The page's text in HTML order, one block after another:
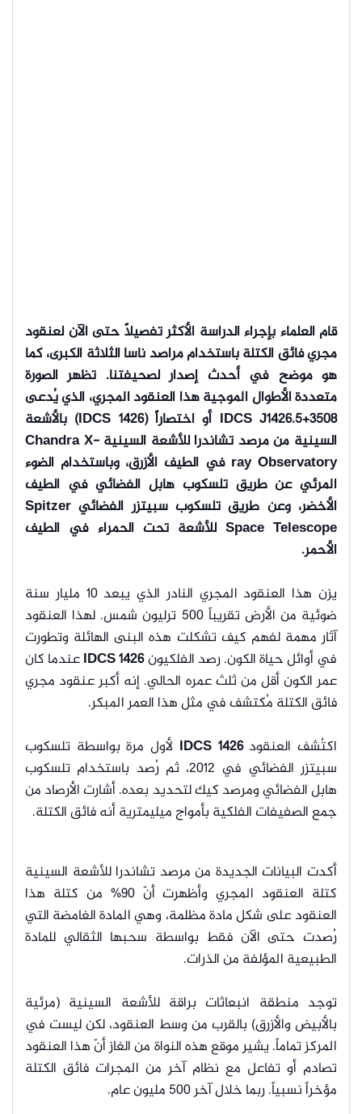
قام العلماء بإجراء الدراسة الأكثر تفصيلاً حتى الآن لعنقود
مجري فائق الكتلة باستخدام مراصد ناسا الثلاثة الكبرى، كما
هو موضح في أحدث إصدار لصحيفتنا. تظهر الصورة
متعددة الأطوال الموجية هذا العنقود المجري، الذي يُدعى
IDCS J1426.5+
3508 أو اختصاراً (IDCS 1426) بالأشعة
السينية من مرصد تشاندرا للأشعة السينية Chandra X-
ray Observatory في الطيف الأزرق، وباستخدام الضوء
المرئي عن طريق تلسكوب هابل الفضائي في الطيف
الأخضر، وعن طريق تلسكوب سبيتزر الفضائي Spitzer
Space Telescope للأشعة تحت الحمراء في الطيف
الأحمر.
يزن هذا العنقود المجري النادر الذي يبعد 10 مليار سنة
ضوئية من الأرض تقريباً 500 ترليون شمس. لهذا العنقود
آثار مهمة لفهم كيف تشكلت هذه البنى الهائلة وتطورت
في أوائل حياة الكون. رصد الفلكيونIDCS 1426
عندما كان
عمر الكون أقل من ثلث عمره الحالي. إنه أكبر عنقود مجري
فائق الكتلة مُكتشف في مثل هذا العمر المبكر.
اكتُشف العنقود IDCS 1426
لأول مرة بواسطة تلسكوب
سبيتزر الفضائي في 2012، ثم رُصد باستخدام تلسكوب
هابل الفضائي ومرصد كيك لتحديد بعده. أشارت الأرصاد من
جمع الصفيفات الفلكية بأمواج ميليمترية أنه فائق الكتلة.
أكدت البيانات الجديدة من مرصد تشاندرا للأشعة السينية
كتلة العنقود المجري وأظهرت أنّ 90% من كتلة هذا
العنقود على شكل مادة مظلمة، وهي المادة الغامضة التي
رُصدت حتى الآن فقط بواسطة سحبها الثقالي للمادة
الطبيعية المؤلفة من الذرات.
توجد منطقة انبعاثات براقة للأشعة السينية (مرئية
بالأبيض والأزرق) بالقرب من وسط العنقود، لكن ليست في
المركز تماماً. يشير موقع هذه النواة من الغاز أنّ هذا العنقود
تصادم أو تفاعل مع نظام آخر من المجرات فائق الكتلة
مؤخراً نسبياً. ربما خلال آخر 500 مليون عام.